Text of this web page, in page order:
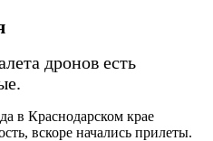
дронов есть
в Краснодарском крае
вскоре начались прилеты.